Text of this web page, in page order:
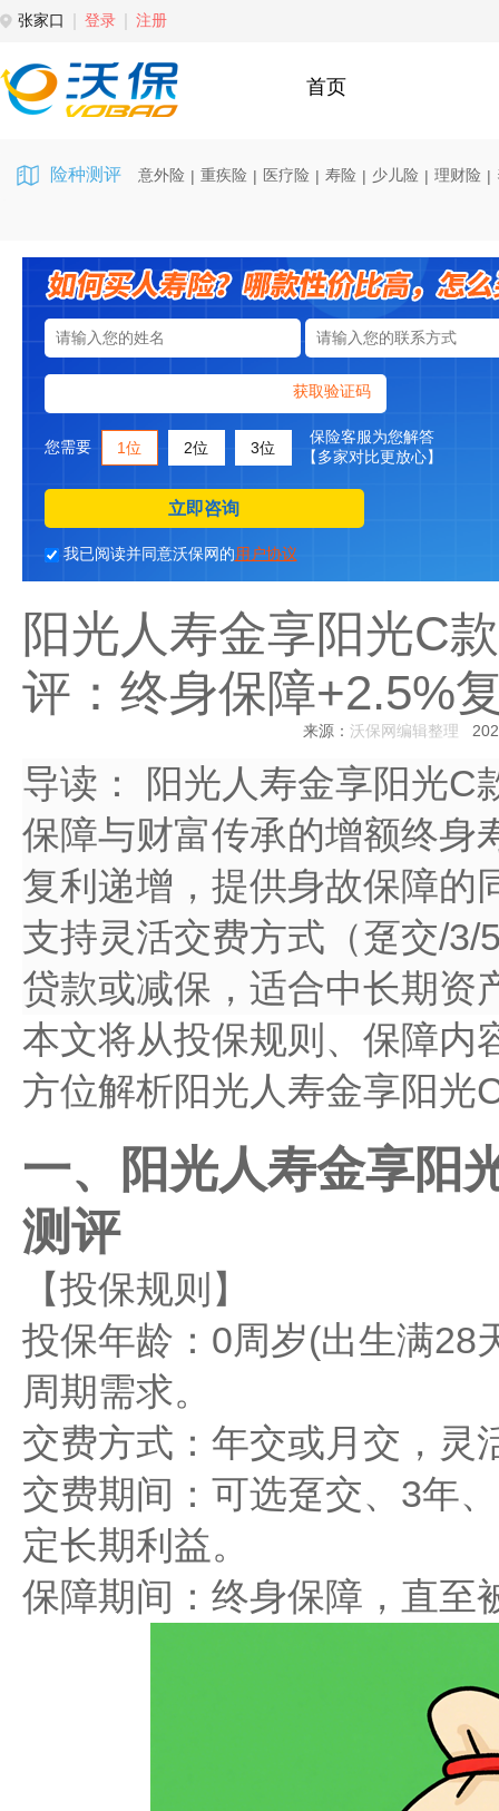
张家口 登录 注册
首页
险种测评 意外险 | 重疾险 | 医疗险 | 寿险 | 少儿险 | 理财险 |
获取验证码
您需要 1位 2位 3位
保险客服为您解答
【多家对比更放心】
立即咨询
我已阅读并同意沃保网的用户协议
阳光人寿金享阳光C
评：终身保障+2.5%
来源： 沃保网编辑整理
导读：
阳光人寿金享阳光C
保障与财富传承的增额终身
复利递增，提供身故保障的
支持灵活交费方式（趸交/
贷款或减保，适合中长期资
本文将从投保规则、保障内
方位解析阳光人寿金享阳光
一、阳光人寿金享阳
测评
【投保规则】​​
投保年龄​​：0周岁(出生满28
周期需求。
交费方式​​：年交或月交，灵
交费期间​​：可选趸交、3年
定长期利益。
保障期间​​：终身保障，直至